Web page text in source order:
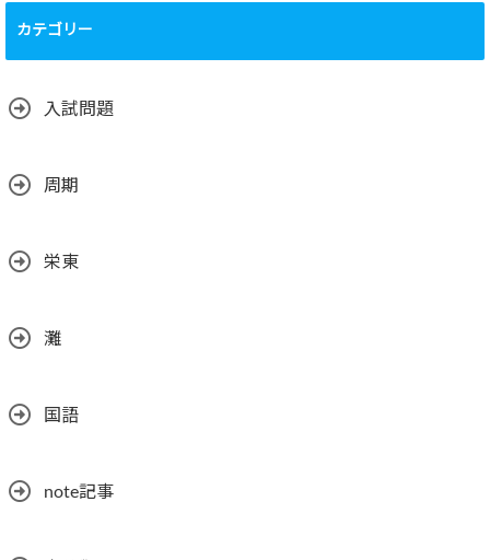
カテゴリー
入試問題
周期
栄東
灘
国語
note記事